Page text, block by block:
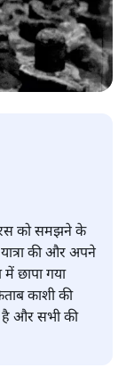
को समझने के
की और अपने
छापा गया
काशी की
है और सभी की